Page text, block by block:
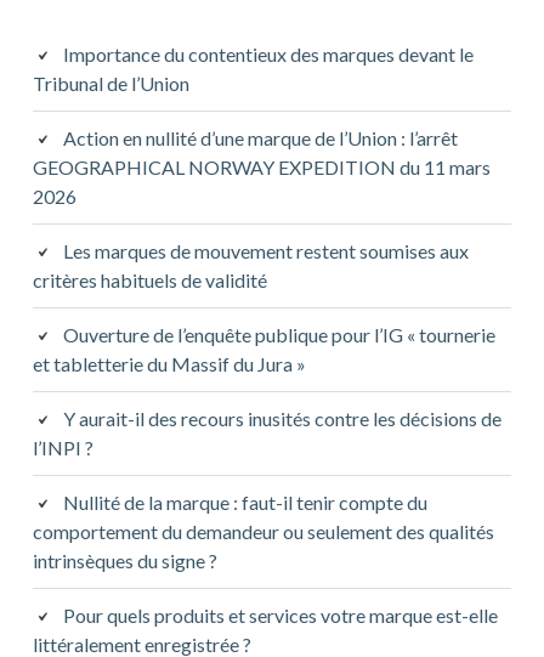
Importance du contentieux des marques devant le
Tribunal de l’Union
Action en nullité d’une marque de l’Union : l’arrêt
GEOGRAPHICAL NORWAY EXPEDITION du 11 mars
2026
Les marques de mouvement restent soumises aux
critères habituels de validité
Ouverture de l’enquête publique pour l’IG « tournerie
et tabletterie du Massif du Jura »
Y aurait-il des recours inusités contre les décisions de
l’INPI ?
Nullité de la marque : faut-il tenir compte du
comportement du demandeur ou seulement des qualités
intrinsèques du signe ?
Pour quels produits et services votre marque est-elle
littéralement enregistrée ?